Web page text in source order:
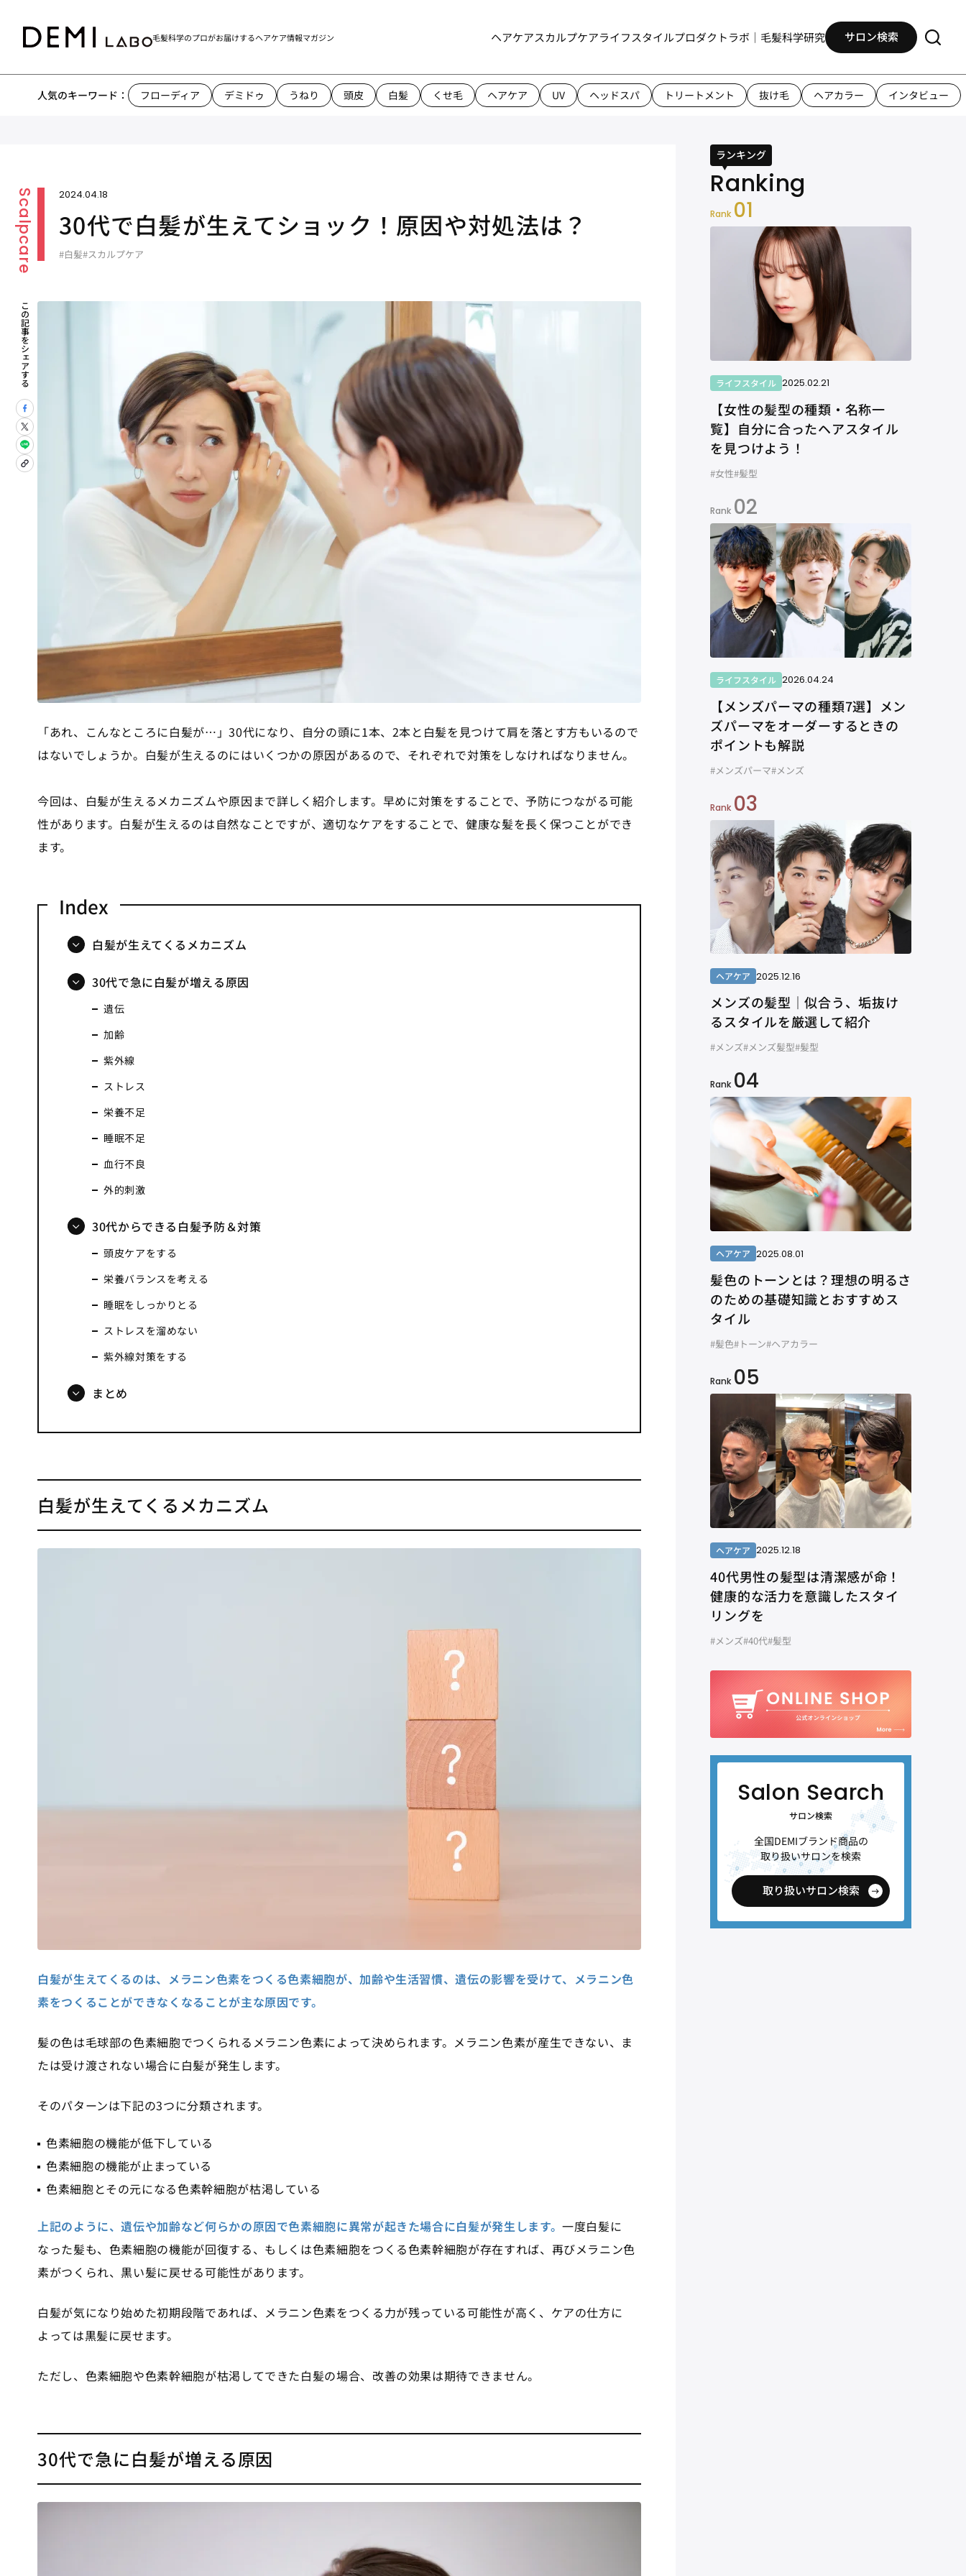
毛髪科学のプロがお届けするヘアケア情報マガジン ヘアケアスカルプケアライフスタイルプロダクトラボ｜毛髪科学研究 サロン検索
人気のキーワード： フローディア デミドゥ うねり 頭皮 白髪 くせ毛 ヘアケア UV ヘッドスパ トリートメント 抜け毛 ヘアカラー インタビュー
2024.04.18
30代で白髪が生えてショック！原因や対処法は？
#白髪#スカルプケア
この記事をシェアする
「あれ、こんなところに白髪が…」30代になり、自分の頭に1本、2本と白髪を見つけて肩を落とす方もいるので
はないでしょうか。白髪が生えるのにはいくつかの原因があるので、それぞれで対策をしなければなりません。
今回は、白髪が生えるメカニズムや原因まで詳しく紹介します。早めに対策をすることで、予防につながる可能
性があります。白髪が生えるのは自然なことですが、適切なケアをすることで、健康な髪を長く保つことができ
ます。
白髪が生えてくるメカニズム
30代で急に白髪が増える原因
遺伝
加齢
紫外線
ストレス
栄養不足
睡眠不足
血行不良
外的刺激
30代からできる白髪予防＆対策
頭皮ケアをする
栄養バランスを考える
睡眠をしっかりとる
ストレスを溜めない
紫外線対策をする
まとめ
白髪が生えてくるメカニズム
白髪が生えてくるのは、メラニン色素をつくる色素細胞が、加齢や生活習慣、遺伝の影響を受けて、メラニン色
素をつくることができなくなることが主な原因です。
髪の色は毛球部の色素細胞でつくられるメラニン色素によって決められます。メラニン色素が産生できない、ま
たは受け渡されない場合に白髪が発生します。
そのパターンは下記の3つに分類されます。
色素細胞の機能が低下している
色素細胞の機能が止まっている
色素細胞とその元になる色素幹細胞が枯渇している
上記のように、遺伝や加齢など何らかの原因で色素細胞に異常が起きた場合に白髪が発生します。一度白髪に
なった髪も、色素細胞の機能が回復する、もしくは色素細胞をつくる色素幹細胞が存在すれば、再びメラニン色
素がつくられ、黒い髪に戻せる可能性があります。
白髪が気になり始めた初期段階であれば、メラニン色素をつくる力が残っている可能性が高く、ケアの仕方に
よっては黒髪に戻せます。
ただし、色素細胞や色素幹細胞が枯渇してできた白髪の場合、改善の効果は期待できません。
30代で急に白髪が増える原因
ランキング
Rank 01
ライフスタイル 2025.02.21
【女性の髪型の種類・名称一
覧】自分に合ったヘアスタイル
を見つけよう！
#女性#髪型
Rank 02
ライフスタイル 2026.04.24
【メンズパーマの種類7選】メン
ズパーマをオーダーするときの
ポイントも解説
#メンズパーマ#メンズ
Rank 03
ヘアケア 2025.12.16
メンズの髪型｜似合う、垢抜け
るスタイルを厳選して紹介
#メンズ#メンズ髪型#髪型
Rank 04
ヘアケア 2025.08.01
髪色のトーンとは？理想の明るさ
のための基礎知識とおすすめス
タイル
#髪色#トーン#ヘアカラー
Rank 05
ヘアケア 2025.12.18
40代男性の髪型は清潔感が命！
健康的な活力を意識したスタイ
リングを
#メンズ#40代#髪型
サロン検索
全国DEMIブランド商品の
取り扱いサロンを検索
取り扱いサロン検索